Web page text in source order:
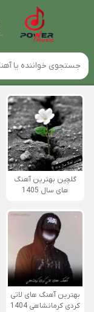
گلچین بهترین آهنگ
های سال 1405
بهترین آهنگ های لاتی
کردی کرمانشاهی 1404